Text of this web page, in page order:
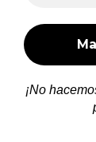
¡No